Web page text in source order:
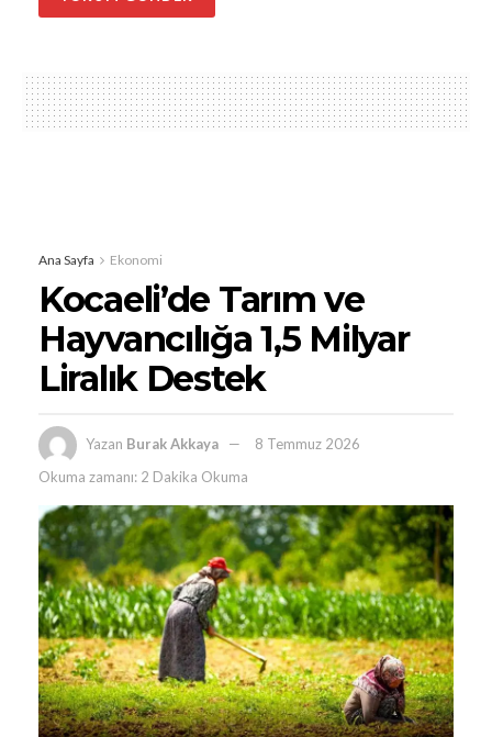
Ana Sayfa Ekonomi
Kocaeli’de Tarım ve
Hayvancılığa 1,5 Milyar
Liralık Destek
Yazan Burak Akkaya
8 Temmuz 2026
Okuma zamanı: 2 Dakika Okuma